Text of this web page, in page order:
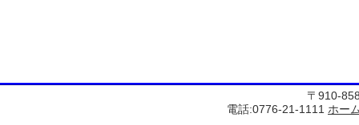
〒910-
電話:0776-21-1111 ホー